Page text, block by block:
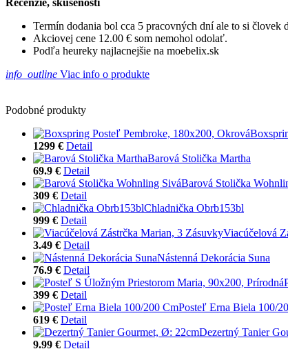
Termín dodania bol cca 5 pracovných dní ale to si človek
Akciovej cene 12.00 € som nemohol odolať.
Podľa heureky najlacnejšie na moebelix.sk
info_outline Viac info o produkte
Podobné produkty
1299 € Detail
Barová Stolička Martha
69.9 € Detail
Barová Stolička
309 € Detail
Chladnička Obrb153bl
999 € Detail
Viacúčelová
3.49 € Detail
Nástenná Dekorácia Suna
76.9 € Detail
399 € Detail
Posteľ Erna Biela 100/
619 € Detail
Dezertný Tanier
9.99 € Detail